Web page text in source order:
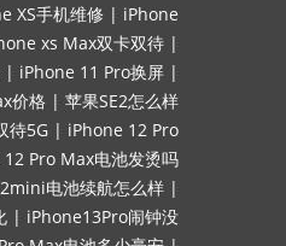
XS手机维修 | iPhone
xs Max双卡双待 |
| iPhone 11 Pro换屏 |
价格 | 苹果SE2怎么样
待5G | iPhone 12 Pro
Pro Max电池发烫吗
电池续航怎么样 |
| iPhone13Pro闹钟没